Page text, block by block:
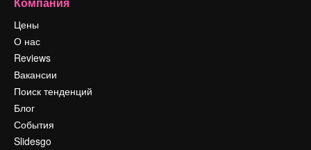
Цены
О нас
Reviews
Вакансии
Поиск тенденций
Блог
События
Slidesgo